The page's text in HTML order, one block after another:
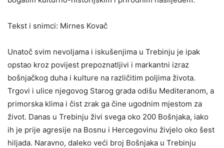
Tekst i snimci: Mirnes Kovač
Unatoč svim nevoljama i iskušenjima u Trebinju je ipak
opstao kroz povijest prepoznatljivi i markantni izraz
bošnjačkog duha i kulture na različitim poljima života.
Trgovi i ulice njegovog Starog grada odišu Mediteranom, a
primorska klima i čist zrak ga čine ugodnim mjestom za
život. Danas u Trebinju živi svega oko 200 Bošnjaka, iako
ih je prije agresije na Bosnu i Hercegovinu živjelo oko šest
hiljada. Naravno, daleko veći broj Bošnjaka u Trebinju